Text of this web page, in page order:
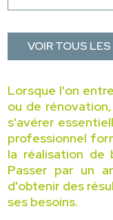
VOIR TOUS
Lorsque l'on
ou de
s'avérer
professionnel
la réalisation de
Passer par un
d'obtenir des
ses besoins.